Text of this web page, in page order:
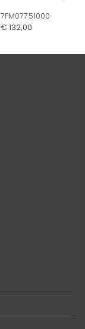
7FM07751000
€ 132,00